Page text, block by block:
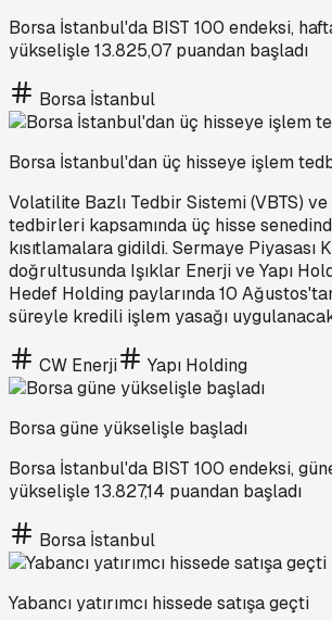
Borsa İstanbul'da BIST 100 endeksi,
yükselişle 13.825,07 puandan başladı
Borsa İstanbul
Borsa İstanbul'dan üç hisseye işlem
Volatilite Bazlı Tedbir Sistemi (VBTS)
tedbirleri kapsamında üç hisse
kısıtlamalara gidildi. Sermaye Piyasası
doğrultusunda Işıklar Enerji ve Yapı
Hedef Holding paylarında 10
süreyle kredili işlem yasağı
CW Enerji Yapı Holding
Borsa güne yükselişle başladı
Borsa İstanbul'da BIST 100 endeksi,
yükselişle 13.827,14 puandan başladı
Borsa İstanbul
Yabancı yatırımcı hissede satışa geçti